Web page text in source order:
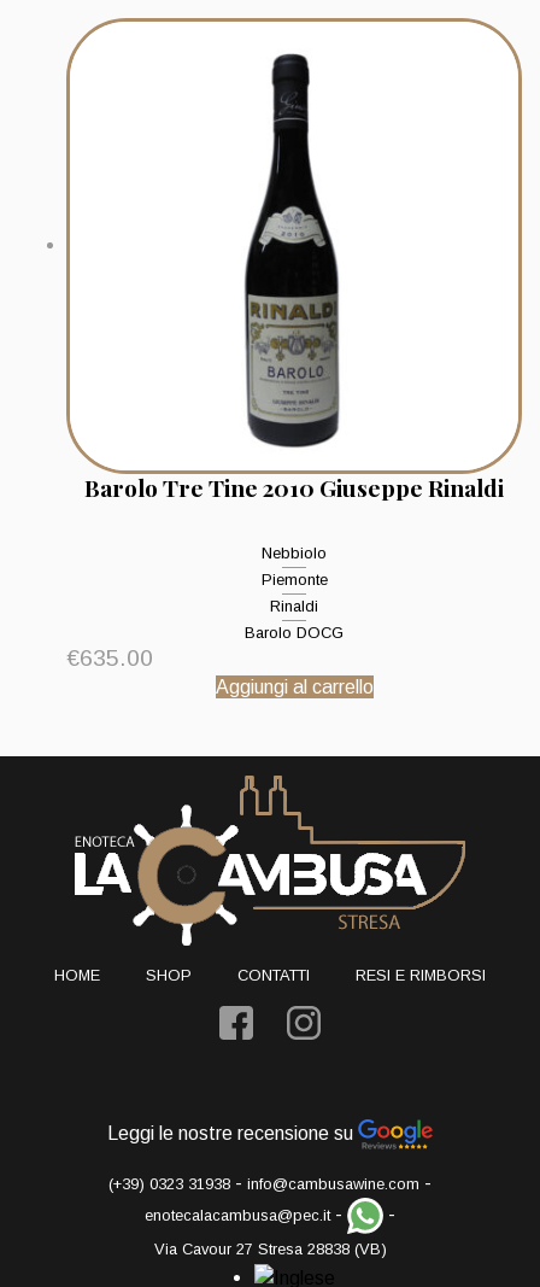
Barolo Tre Tine 2010 Giuseppe Rinaldi
Nebbiolo
Piemonte
Rinaldi
Barolo DOCG
€635.00
Aggiungi al carrello
HOME SHOP CONTATTI RESI E RIMBORSI
Leggi le nostre recensione su
(+39) 0323 31938 - info@cambusawine.com -
enotecalacambusa@pec.it- -
Via Cavour 27 Stresa 28838 (VB)